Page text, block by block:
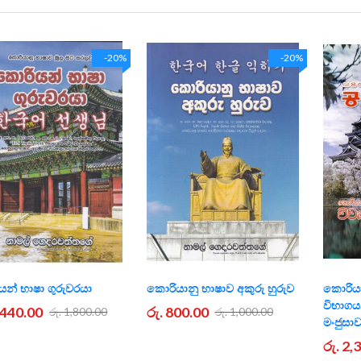
-20%
භාෂා ගුරුවරයා
රු. 1,800.00
-20%
කොරියානු භාෂාව අකුරු හුරුව
රු. 800.00 රු. 1,000.00
විභාගය
රු.